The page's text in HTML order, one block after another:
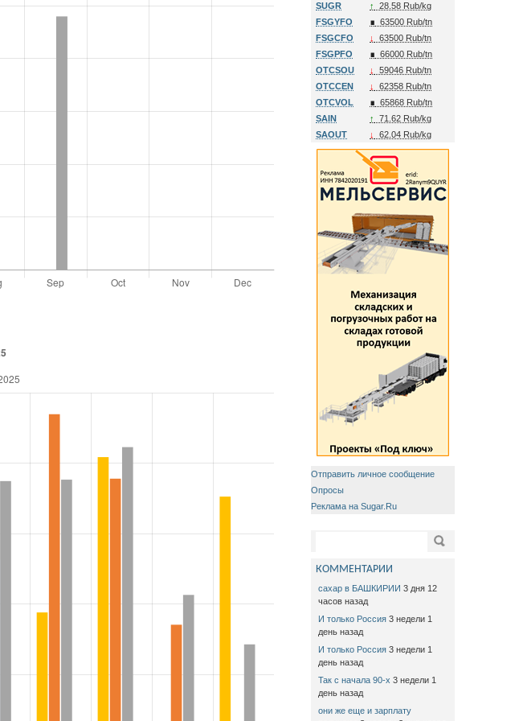
SUGR
↑
28.58 Rub/kg
FSGYFO
∎ 63500 Rub/tn
FSGCFO
↓
63500 Rub/tn
FSGPFO
∎ 66000 Rub/tn
OTCSOU
↓
59046 Rub/tn
OTCCEN
↓
62358 Rub/tn
OTCVOL
∎ 65868 Rub/tn
SAIN
↑
71.62 Rub/kg
SAOUT
↓ 62.04 Rub/kg
Отправить личное сообщение
Опросы
Реклама на Sugar.Ru
Поиск
КОММЕНТАРИИ
сахар в БАШКИРИИ 3 дня 12
часов назад
И только Россия 3 недели 1
день назад
И только Россия 3 недели 1
день назад
Так с начала 90-х 3 недели 1
день назад
они же еще и зарплату